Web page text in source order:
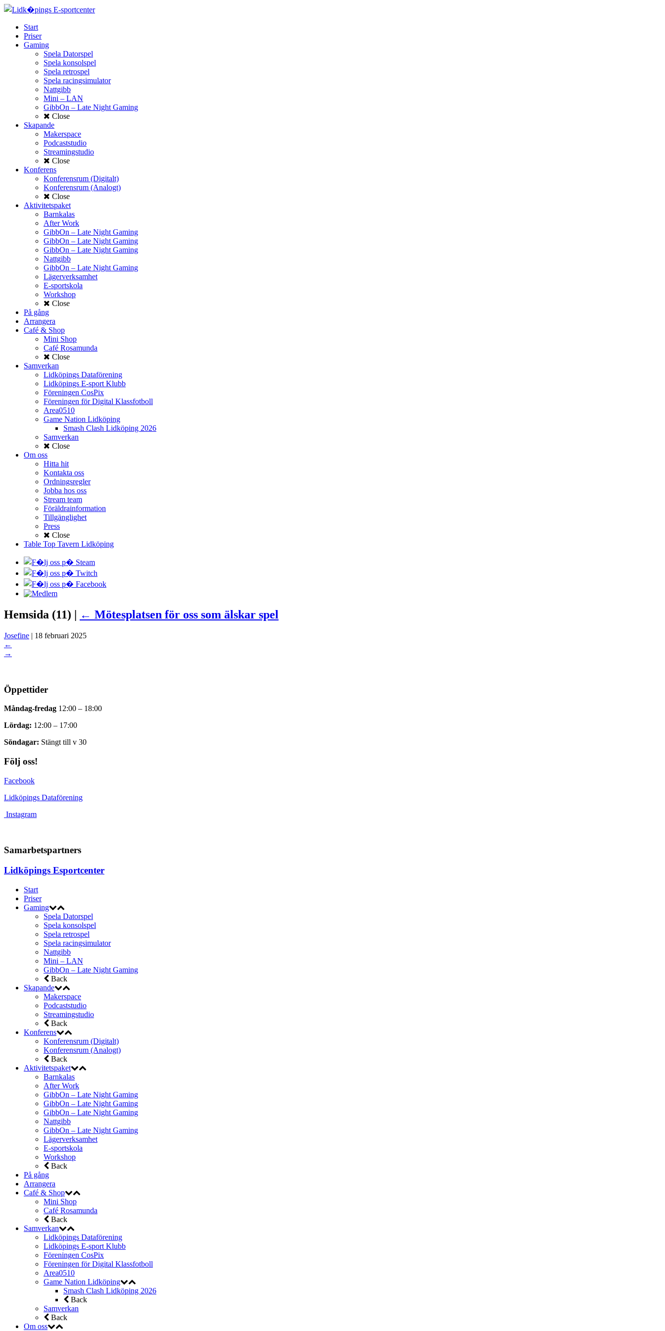
Start
Priser
Gaming
Spela Datorspel
Spela konsolspel
Spela retrospel
Spela racingsimulator
Nattgibb
Mini – LAN
GibbOn – Late Night Gaming
Close
Skapande
Makerspace
Podcaststudio
Streamingstudio
Close
Konferens
Konferensrum (Digitalt)
Konferensrum (Analogt)
Close
Aktivitetspaket
Barnkalas
After Work
GibbOn – Late Night Gaming
GibbOn – Late Night Gaming
GibbOn – Late Night Gaming
Nattgibb
GibbOn – Late Night Gaming
Lägerverksamhet
E-sportskola
Workshop
Close
På gång
Arrangera
Café & Shop
Mini Shop
Café Rosamunda
Close
Samverkan
Lidköpings Dataförening
Lidköpings E-sport Klubb
Föreningen CosPix
Föreningen för Digital Klassfotboll
Area0510
Game Nation Lidköping
Smash Clash Lidköping 2026
Samverkan
Close
Om oss
Hitta hit
Kontakta oss
Ordningsregler
Jobba hos oss
Stream team
Föräldrainformation
Tillgänglighet
Press
Close
Table Top Tavern Lidköping
Hemsida (11) | ← Mötesplatsen för oss som älskar spel
Josefine | 18 februari 2025
←
→
Öppettider
Måndag-fredag 12:00 – 18:00
Lördag: 12:00 – 17:00
Söndagar: Stängt till v 30
Följ oss!
Facebook
Lidköpings Dataförening
Instagram
Samarbetspartners
Lidköpings Esportcenter
Start
Priser
Gaming
Spela Datorspel
Spela konsolspel
Spela retrospel
Spela racingsimulator
Nattgibb
Mini – LAN
GibbOn – Late Night Gaming
Back
Skapande
Makerspace
Podcaststudio
Streamingstudio
Back
Konferens
Konferensrum (Digitalt)
Konferensrum (Analogt)
Back
Aktivitetspaket
Barnkalas
After Work
GibbOn – Late Night Gaming
GibbOn – Late Night Gaming
GibbOn – Late Night Gaming
Nattgibb
GibbOn – Late Night Gaming
Lägerverksamhet
E-sportskola
Workshop
Back
På gång
Arrangera
Café & Shop
Mini Shop
Café Rosamunda
Back
Samverkan
Lidköpings Dataförening
Lidköpings E-sport Klubb
Föreningen CosPix
Föreningen för Digital Klassfotboll
Area0510
Game Nation Lidköping
Smash Clash Lidköping 2026
Back
Samverkan
Back
Om oss